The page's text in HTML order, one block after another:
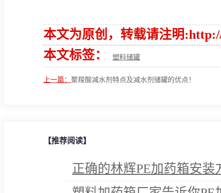
本文为原创，转载请注明
本文标签：
塑料储罐
上一篇： 聚羧酸减水剂特点及减水剂储罐的优点！
【推荐阅读】
正确的林辉PE加药箱安